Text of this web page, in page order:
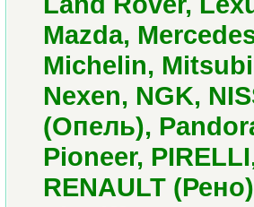
Mazda,
Michelin,
Nexen, NGK,
(Опель),
Pioneer,
RENAULT